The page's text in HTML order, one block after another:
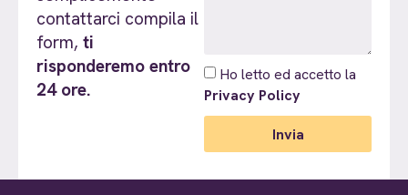
contattarci compila il
form, ti
risponderemo entro
24 ore.
Ho letto ed accetto la
Privacy Policy
Invia